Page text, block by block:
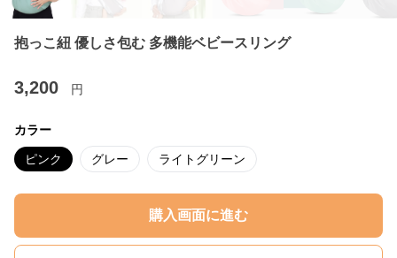
抱っこ紐 優しさ包む 多機能ベビースリング
3,200 円
カラー
ピンク グレー ライトグリーン
購入画面に進む